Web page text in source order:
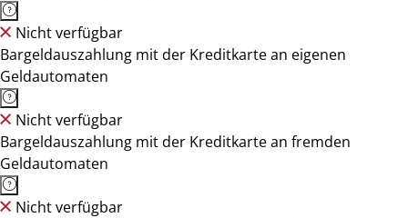
Nicht verfügbar
Bargeldauszahlung mit der Kreditkarte an eigenen
Geldautomaten
Nicht verfügbar
Bargeldauszahlung mit der Kreditkarte an fremden
Geldautomaten
Nicht verfügbar